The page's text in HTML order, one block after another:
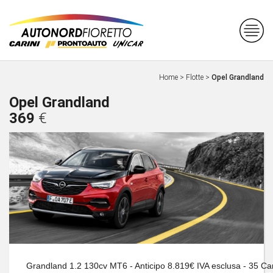
Home > Flotte > Opel Grandland
Opel Grandland
369 €
Grandland 1.2 130cv MT6 - Anticipo 8.819€ IVA esclusa - 35